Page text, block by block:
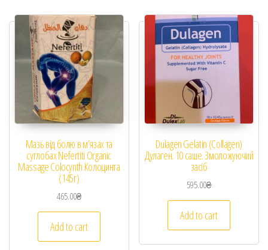
Мазь від болю в м’язах та
суглобах Nefertiti Organic
Massage Colocynth Колоцинта
(145г)
465.00₴
Add to cart
Dulagen Gelatin (Collagen)
Дулаген. 10 саше. Змоложуючий
засіб
595.00₴
Add to cart